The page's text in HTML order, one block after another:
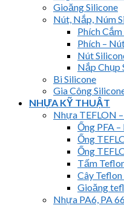
Gioăng Silicone
Nút, Nắp, Núm
Phích
Phích –
Nút
Nắp Chụp
Bi Silicone
Gia Công
NHỰA KỸ THUẬT
Nhựa TEFLON
Ống PFA
Ống
Ống
Tấm
Cây
Gioăng
Nhựa PA6, PA